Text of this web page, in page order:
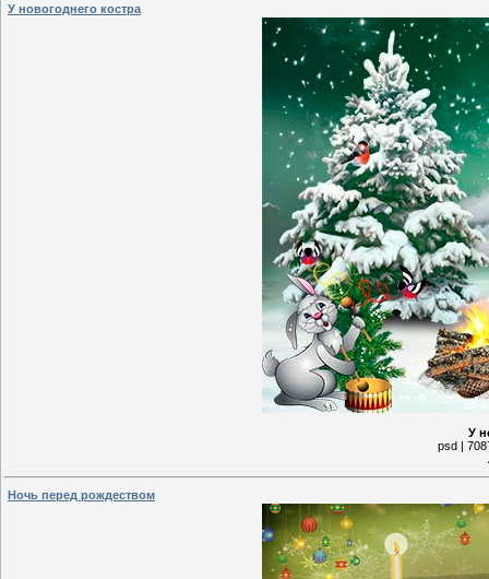
У новогоднего костра
У
psd |
Ночь перед рождеством